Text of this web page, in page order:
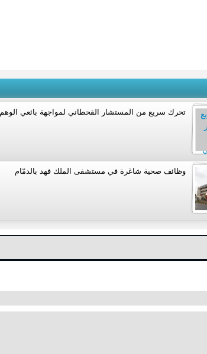
تحرك سريع من المستشار القحطاني لمواجهة بائعي الوهم
وظائف صحية شاغرة في مستشفى الملك فهد بالدمّام